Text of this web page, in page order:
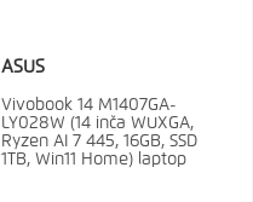
ASUS
Vivobook 14 M1407GA-
LY028W (14 inča WUXGA,
Ryzen AI 7 445, 16GB, SSD
1TB, Win11 Home) laptop